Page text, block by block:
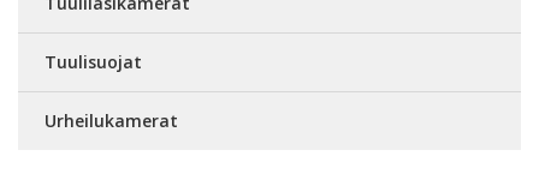
Tuulisuojat
Urheilukamerat